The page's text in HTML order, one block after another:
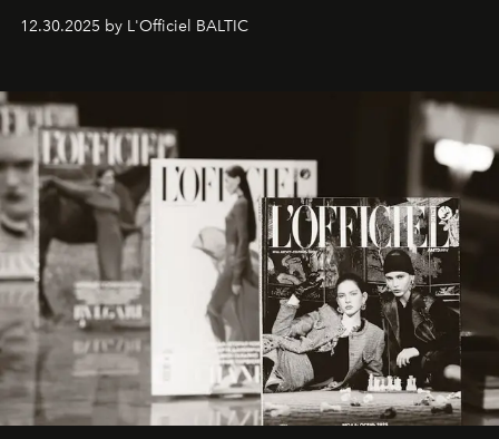
ecosystems.
Sabrina Spinelli
brand strategist with three decades of mastery in luxury,
framework where creativity, commerce, and culture
converge with surgical precision.
12.30.2025 by L'Officiel BALTIC